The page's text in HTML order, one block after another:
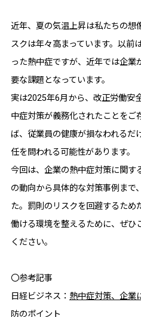
近年、夏の気温上昇は私たちの想
スクは年々高まっています。以前
った熱中症ですが、近年では企業
要な課題となっています。
実は2025年6月から、改正労働安
中症対策が義務化されたことをご
ば、従業員の健康が損なわれるだ
任を問われる可能性があります。
今回は、企業の熱中症対策に関す
の動向から具体的な対策事例まで
た。罰則のリスクを回避するため
働ける環境を整えるために、ぜひ
ください。
〇参考記事
日経ビジネス： 熱中症対策、企
防のポイント